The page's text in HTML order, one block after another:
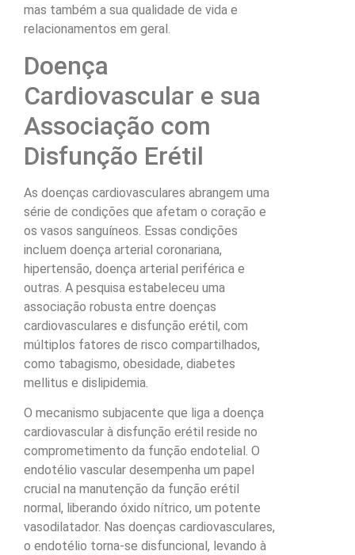
mas também a sua qualidade de vida e
relacionamentos em geral.
Doença
Cardiovascular e sua
Associação com
Disfunção Erétil
As doenças cardiovasculares abrangem uma
série de condições que afetam o coração e
os vasos sanguíneos. Essas condições
incluem doença arterial coronariana,
hipertensão, doença arterial periférica e
outras. A pesquisa estabeleceu uma
associação robusta entre doenças
cardiovasculares e disfunção erétil, com
múltiplos fatores de risco compartilhados,
como tabagismo, obesidade, diabetes
mellitus e dislipidemia.
O mecanismo subjacente que liga a doença
cardiovascular à disfunção erétil reside no
comprometimento da função endotelial. O
endotélio vascular desempenha um papel
crucial na manutenção da função erétil
normal, liberando óxido nítrico, um potente
vasodilatador. Nas doenças cardiovasculares,
o endotélio torna-se disfuncional, levando à